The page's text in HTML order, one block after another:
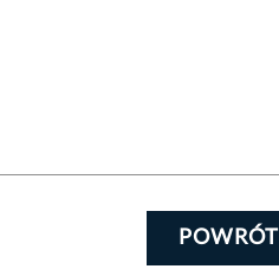
POWRÓT